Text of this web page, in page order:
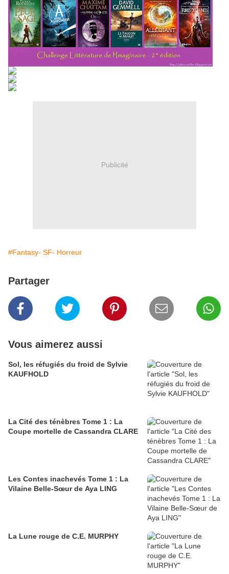
Publicité
#Fantasy- SF- Horreur
Partager
Vous aimerez aussi
Sol, les réfugiés du froid de Sylvie
KAUFHOLD
La Cité des ténèbres Tome 1 : La
Coupe mortelle de Cassandra CLARE
Les Contes inachevés Tome 1 : La
Vilaine Belle-Sœur de Aya LING
La Lune rouge de C.E. MURPHY